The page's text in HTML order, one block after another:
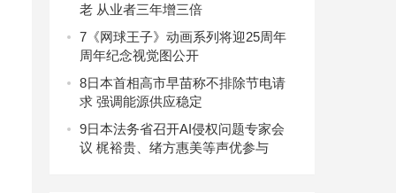
老 从业者三年增三倍
7 《网球王子》动画系列将迎25周年
周年纪念视觉图公开
8日本首相高市早苗称不排除节电请
求 强调能源供应稳定
9日本法务省召开AI侵权问题专家会
议 梶裕贵、绪方惠美等声优参与